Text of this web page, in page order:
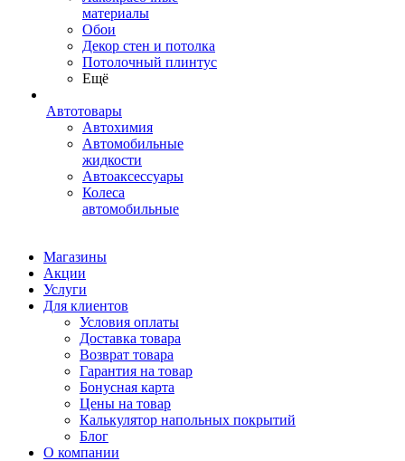
материалы
Обои
Декор стен и потолка
Потолочный плинтус
Ещё
Автотовары
Автохимия
Автомобильные
жидкости
Автоаксессуары
Колеса
автомобильные
Магазины
Акции
Услуги
Для клиентов
Условия оплаты
Доставка товара
Возврат товара
Гарантия на товар
Бонусная карта
Цены на товар
Калькулятор напольных покрытий
Блог
О компании